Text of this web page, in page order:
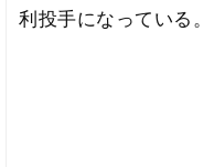
利投手になっている。